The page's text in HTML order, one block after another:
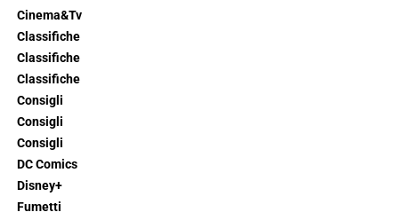
Cinema&Tv
Classifiche
Classifiche
Classifiche
Consigli
Consigli
Consigli
DC Comics
Disney+
Fumetti